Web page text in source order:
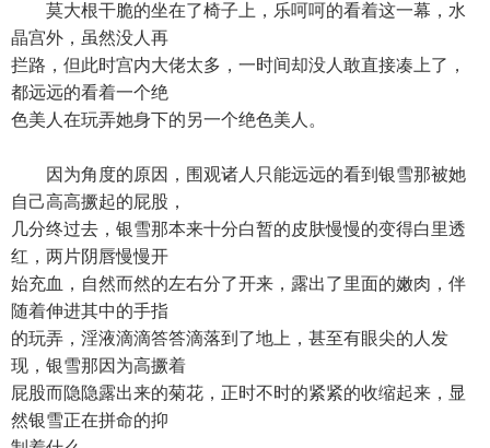
莫大根干脆的坐在了椅子上，乐呵呵的看着这一幕，水
晶宫外，虽然没人再
拦路，但此时宫内大佬太多，一时间却没人敢直接凑上了，
都远远的看着一个绝
色美人在玩弄她身下的另一个绝色美人。
因为角度的原因，围观诸人只能远远的看到银雪那被她
自己高高撅起的屁股，
几分终过去，银雪那本来十分白暂的皮肤慢慢的变得白里透
红，两片阴唇慢慢开
始充血，自然而然的左右分了开来，露出了里面的嫩肉，伴
随着伸进其中的手指
的玩弄，淫液滴滴答答滴落到了地上，甚至有眼尖的人发
现，银雪那因为高撅着
屁股而隐隐露出来的菊花，正时不时的紧紧的收缩起来，显
然银雪正在拼命的抑